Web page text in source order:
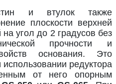
и втулок также
плоскости верхней
угол до 2 градусов без
прочности и
основания. Это
редуктора
от него опорным